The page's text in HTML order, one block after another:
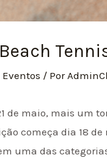
Eventos / Por
de maio, mais
começa dia 18
uma das